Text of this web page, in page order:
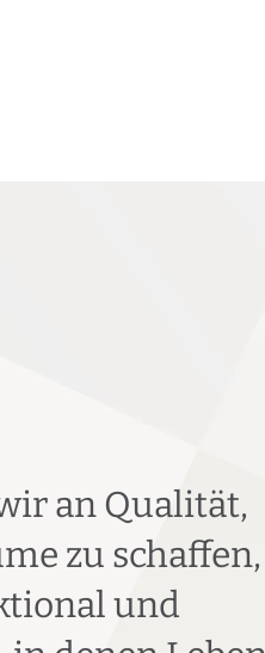
an Qualität,
zu schaffen,
und